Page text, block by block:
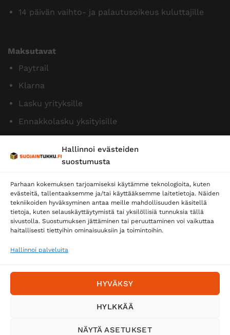
Hallinnoi evästeiden
suostumusta
Parhaan kokemuksen tarjoamiseksi käytämme teknologioita, kuten
evästeitä, tallentaaksemme ja/tai käyttääksemme laitetietoja. Näiden
tekniikoiden hyväksyminen antaa meille mahdollisuuden käsitellä
tietoja, kuten selauskäyttäytymistä tai yksilöllisiä tunnuksia tällä
sivustolla. Suostumuksen jättäminen tai peruuttaminen voi vaikuttaa
haitallisesti tiettyihin ominaisuuksiin ja toimintoihin.
Hallinnoi palveluita
HYVÄKSY
HYLKKÄÄ
NÄYTÄ ASETUKSET
14 päivän vaihto- ja palautusoikeus kuluttajille
Maksutavat
Paytrail
Klarna
Lasku yrityksille
Ennakkolasku yksityisille
Toimitustavat
Posti
Matkahuolto
Tilaa uutiskirje ja saat erikoisalennuksia